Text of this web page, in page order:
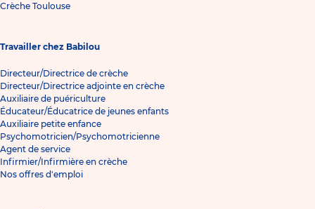
Crèche Toulouse
Travailler chez Babilou
Directeur/Directrice de crèche
Directeur/Directrice adjointe en crèche
Auxiliaire de puériculture
Éducateur/Éducatrice de jeunes enfants
Auxiliaire petite enfance
Psychomotricien/Psychomotricienne
Agent de service
Infirmier/Infirmière en crèche
Nos offres d'emploi